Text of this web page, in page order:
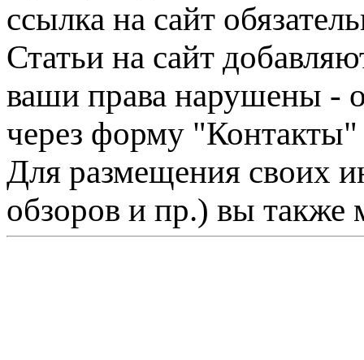
ссылка на сайт
Статьи на сайт
ваши права нарушены -
через форму "Контакты"
Для размещения своих
обзоров и пр.) вы также